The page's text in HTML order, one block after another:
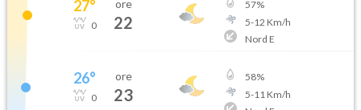
27°
0
ore
22
57%
5-12 Km/h
Nord E
26°
0
ore
23
58%
5-11 Km/h